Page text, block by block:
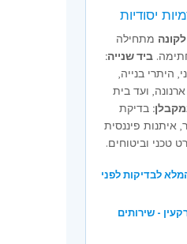
יסודיות
מתחילה
ביד שנייה:
היתרי בנייה,
ועד בית
בדיקת
איתנות פיננסית
טכני וביטוחים.
לבדיקות לפני
- שירותים